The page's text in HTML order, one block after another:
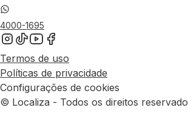
4000-1695
Termos de uso
Políticas de privacidade
Configurações de cookies
© Localiza - Todos os direitos